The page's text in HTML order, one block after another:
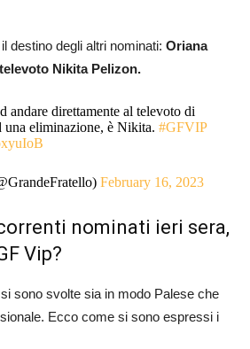
destino degli altri nominati: Oriana
Nikita Pelizon.
andare direttamente al televoto di
una eliminazione, è Nikita.#GFVIP
February 16, 2023
nominati ieri sera,
Vip?
sono svolte sia in modo Palese che
Ecco come si sono espressi i